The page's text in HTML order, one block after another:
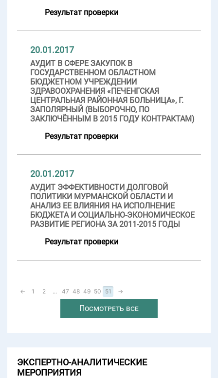
Результат проверки
20.01.2017
АУДИТ В СФЕРЕ ЗАКУПОК В
ГОСУДАРСТВЕННОМ ОБЛАСТНОМ
БЮДЖЕТНОМ УЧРЕЖДЕНИИ
ЗДРАВООХРАНЕНИЯ «ПЕЧЕНГСКАЯ
ЦЕНТРАЛЬНАЯ РАЙОННАЯ БОЛЬНИЦА», Г.
ЗАПОЛЯРНЫЙ (ВЫБОРОЧНО, ПО
ЗАКЛЮЧЁННЫМ В 2015 ГОДУ КОНТРАКТАМ)
Результат проверки
20.01.2017
АУДИТ ЭФФЕКТИВНОСТИ ДОЛГОВОЙ
ПОЛИТИКИ МУРМАНСКОЙ ОБЛАСТИ И
АНАЛИЗ ЕЕ ВЛИЯНИЯ НА ИСПОЛНЕНИЕ
БЮДЖЕТА И СОЦИАЛЬНО-ЭКОНОМИЧЕСКОЕ
РАЗВИТИЕ РЕГИОНА ЗА 2011-2015 ГОДЫ
Результат проверки
← 1 2 ... 47 48 49 50 51 →
Посмотреть все
ЭКСПЕРТНО-АНАЛИТИЧЕСКИЕ
МЕРОПРИЯТИЯ